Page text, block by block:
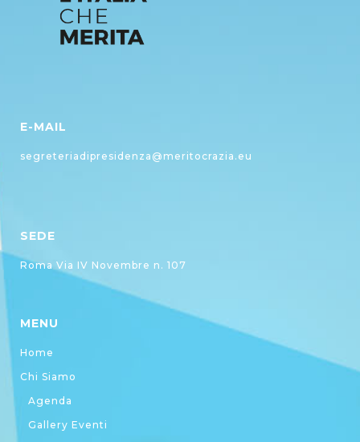
E-MAIL
segreteriadipresidenza@meritocrazia.eu
SEDE
Roma Via IV Novembre n. 107
MENU
Home
Chi Siamo
Agenda
Gallery Eventi